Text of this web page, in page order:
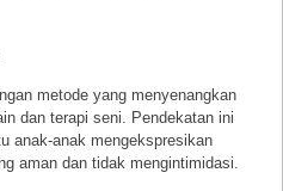
metode yang menyenangkan
dan terapi seni. Pendekatan ini
anak-anak mengekspresikan
aman dan tidak mengintimidasi.